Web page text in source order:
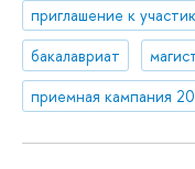
приглашение к
бакалавриат
приемная кампания